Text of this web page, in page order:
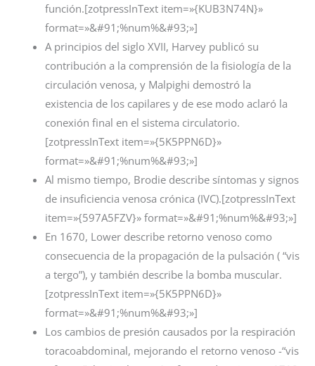
función.[zotpressInText item=»{KUB3N74N}»
format=»&#91;%num%&#93;»]
A principios del siglo XVII, Harvey publicó su
contribución a la comprensión de la fisiología de la
circulación venosa, y Malpighi demostró la
existencia de los capilares y de ese modo aclaró la
conexión final en el sistema circulatorio.
[zotpressInText item=»{5K5PPN6D}»
format=»&#91;%num%&#93;»]
Al mismo tiempo, Brodie describe síntomas y signos
de insuficiencia venosa crónica (IVC).[zotpressInText
item=»{597A5FZV}» format=»&#91;%num%&#93;»]
En 1670, Lower describe retorno venoso como
consecuencia de la propagación de la pulsación ( “vis
a tergo”), y también describe la bomba muscular.
[zotpressInText item=»{5K5PPN6D}»
format=»&#91;%num%&#93;»]
Los cambios de presión causados ​​por la respiración
toracoabdominal, mejorando el retorno venoso -“vis